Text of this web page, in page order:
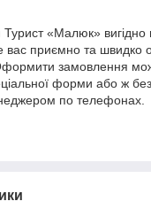
«Малюк» вигідно
приємно та швидко
замовлення
форми або ж
по телефонах.